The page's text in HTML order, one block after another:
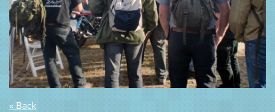
« Back